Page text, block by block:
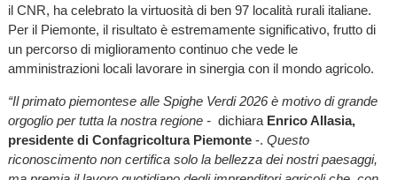
il CNR, ha celebrato la virtuosità di ben 97 località rurali italiane.
Per il Piemonte, il risultato è estremamente significativo, frutto di
un percorso di miglioramento continuo che vede le
amministrazioni locali lavorare in sinergia con il mondo agricolo.
“Il primato piemontese alle Spighe Verdi 2026 è motivo di grande
orgoglio per tutta la nostra regione - dichiara Enrico Allasia,
presidente di Confagricoltura Piemonte -. Questo
riconoscimento non certifica solo la bellezza dei nostri paesaggi,